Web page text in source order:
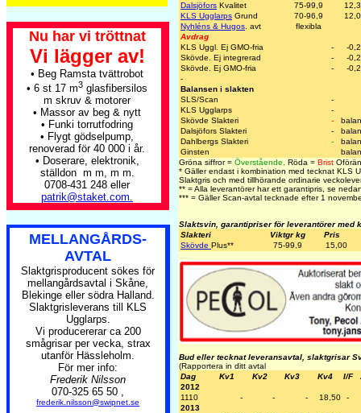
Nu har vi tröttnat
Vi lägger av!
• Beg Ramsta tvättrobot
• 6 st 17 m3 glasfibersilos
m skruv & motorer
• Massor av beg & nytt
• Funki torrutfodring
• Flygt gödselpump,
renoverad för 40 000 i år.
• Doserare, elektronik,
ställdon m m, m m.
0708-431 248 eller
patrik@staket.com.
MELLANGÅRDS-
AVTAL
Slaktgrisproducent sökes för
mellangårdsavtal i Skåne,
Blekinge eller södra Halland.
Slaktgrisleverans till KLS
Ugglarps.
Vi producererar ca 200
smågrisar per vecka, strax
utanför Hässleholm.
För mer info:
Frederik Nilsson
070-325 65 50 ,
frederik.nilsson@swipnet.se
Dalsjöfors Kvalitet 75-99,9
KLS Ugglarps Grund 70-96,9
Nyhléns & Hugos . avt
flexibla
Avdrag
KLS Uggl. Ej GMO-fria
-
-
Skövde. Ej integrerad
-
-
Skövde. Ej GMO-fria
-
-
-
Balansen i slakten
SLS/Scan
-
KLS Ugglarps
-
Skövde Slakteri
-
Dalsjöfors Slakteri
-
Dahlbergs Slakteri
-
Ginsten
Gröna siffror = Överstående, Röda = Brist
* Gäller endast i kombination med tecknat KLS
Slaktgris och med tillhörande ordinarie
** = Alla leverantörer har ett garantipris, se
*** = Gäller Scan-avtal tecknade efter 1
Slaktsvin, garantipriser för leverantörer med
Slakteri
Viktgr kg
Pris
Skövde Plus** 75-99,9 15,00
Bud eller tecknat leveransavtal, slaktgrisar
(Rapportera in ditt avtal
Dag
Kv1 Kv2 Kv3 Kv4 I/F
2012
1110
- - - 18,50
-
2013